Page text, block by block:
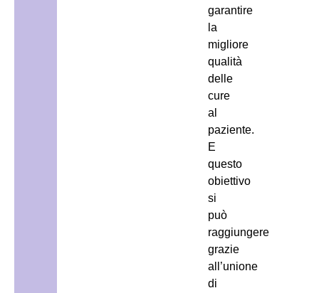
garantire
la
migliore
qualità
delle
cure
al
paziente.
E
questo
obiettivo
si
può
raggiungere
grazie
all’unione
di